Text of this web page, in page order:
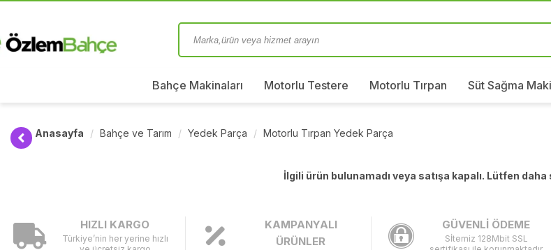
Bahçe Makinaları Motorlu Testere Motorlu Tırpan Süt Sağma
Anasayfa Bahçe ve Tarım Yedek Parça Motorlu Tırpan Yedek Parça
İlgili ürün bulunamadı veya satışa kapalı. Lütfen
HIZLI KARGO
Türkiye’nin her yerine hızlı
KAMPANYALI
ÜRÜNLER
GÜVENLİ ÖDEME
Sİtemiz 128Mbit SSL